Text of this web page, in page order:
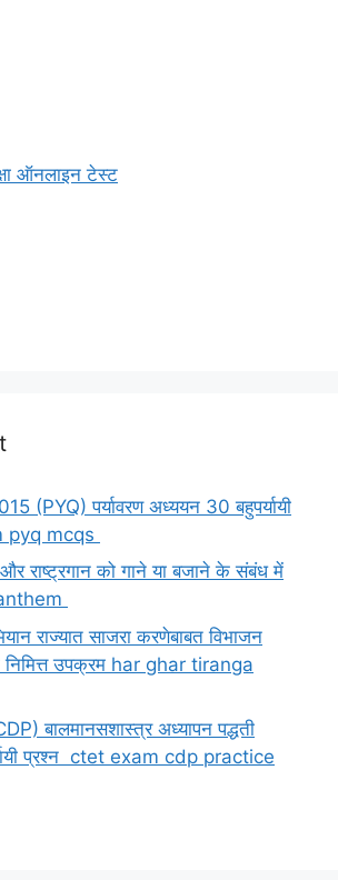
ऑनलाइन टेस्ट
(PYQ) पर्यावरण अध्ययन 30 बहुपर्यायी
pyq mcqs
और राष्ट्रगान को गाने या बजाने के संबंध में
राज्यात साजरा करणेबाबत विभाजन
निमित्त उपक्रम har ghar tiranga
बालमानसशास्त्र अध्यापन पद्धती
प्रश्न ctet exam cdp practice